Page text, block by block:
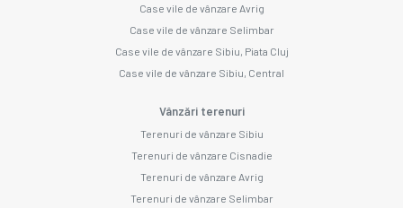
Case vile de vânzare Avrig
Case vile de vânzare Selimbar
Case vile de vânzare Sibiu, Piata Cluj
Case vile de vânzare Sibiu, Central
Vânzări terenuri
Terenuri de vânzare Sibiu
Terenuri de vânzare Cisnadie
Terenuri de vânzare Avrig
Terenuri de vânzare Selimbar